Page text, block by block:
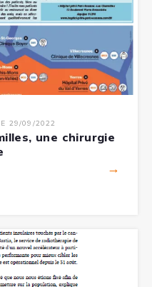
29/09/2022
une chirurgie
→